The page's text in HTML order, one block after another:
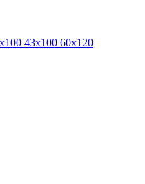
43x100 60x120